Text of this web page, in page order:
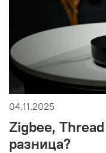
04.11.2025
Zigbee,
разница?